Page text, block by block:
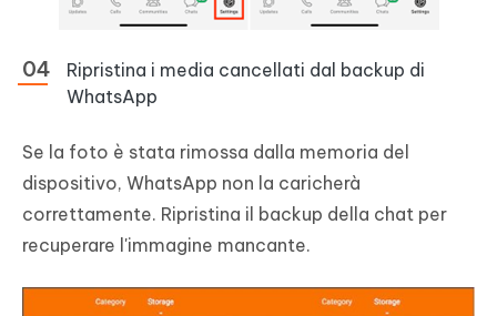
Ripristina i media cancellati dal backup di
WhatsApp
Se la foto è stata rimossa dalla memoria del
dispositivo, WhatsApp non la caricherà
correttamente. Ripristina il backup della chat per
recuperare l'immagine mancante.